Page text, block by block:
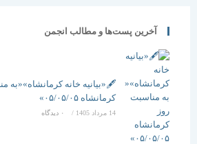
آخرین پست‌ها و مطالب انجمن
🖋️«بیانیه خانه کرمانشاه»«به
کرمانشاه ۰۵/۰۵/۰۵»
14 مرداد 1405 / ۰ دیدگاه